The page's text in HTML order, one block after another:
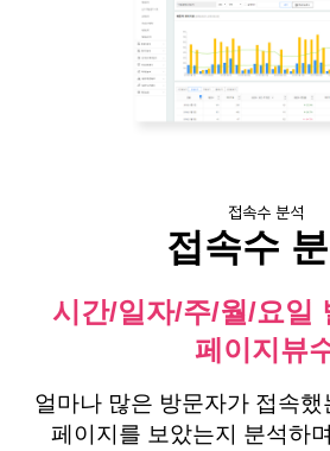
접속수 분석
접속수
시간/일자/주/월/요일
페이지뷰
얼마나 많은 방문자가 접속
페이지를 보았는지 분석하